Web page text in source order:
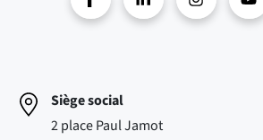
Siège social
2 place Paul Jamot